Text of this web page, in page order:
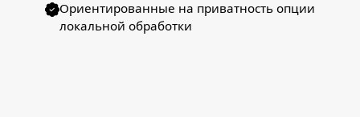
Ориентированные на приватность опции
локальной обработки